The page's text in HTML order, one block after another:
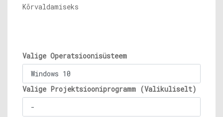
Kõrvaldamiseks
Valige Operatsioonisüsteem
Valige Projektsiooniprogramm (Valikuliselt)